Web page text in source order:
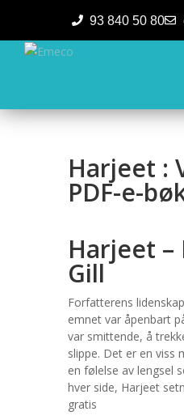
93 840 50 80
Harjeet :
PDF-e-
Harjeet –
Gill
Forfatterens
emnet var åpenbart
var smittende, å
slippe. Det er en viss
en følelse av lengsel
hver side, Harjeet
gratis